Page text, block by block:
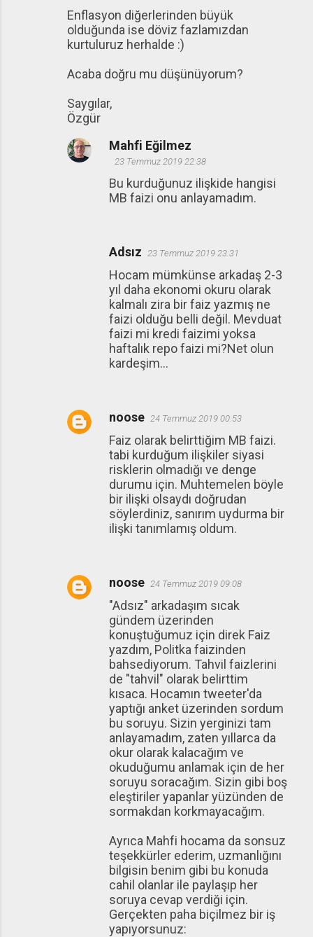
Enflasyon diğerlerinden büyük
olduğunda ise döviz fazlamızdan
kurtuluruz herhalde :)
Acaba doğru mu düşünüyorum?
Saygılar,
Özgür
Mahfi Eğilmez
23 Temmuz 2019 22:38
Bu kurduğunuz ilişkide hangisi
MB faizi onu anlayamadım.
Adsız 23 Temmuz 2019 23:31
Hocam mümkünse arkadaş 2-3
yıl daha ekonomi okuru olarak
kalmalı zira bir faiz yazmış ne
faizi olduğu belli değil. Mevduat
faizi mi kredi faizimi yoksa
haftalık repo faizi mi?Net olun
kardeşim...
noose 24 Temmuz 2019 00:53
Faiz olarak belirttiğim MB faizi.
tabi kurduğum ilişkiler siyasi
risklerin olmadığı ve denge
durumu için. Muhtemelen böyle
bir ilişki olsaydı doğrudan
söylerdiniz, sanırım uydurma bir
ilişki tanımlamış oldum.
noose 24 Temmuz 2019 09:08
"Adsız" arkadaşım sıcak
gündem üzerinden
konuştuğumuz için direk Faiz
yazdım, Politka faizinden
bahsediyorum. Tahvil faizlerini
de "tahvil" olarak belirttim
kısaca. Hocamın tweeter'da
yaptığı anket üzerinden sordum
bu soruyu. Sizin yerginizi tam
anlayamadım, zaten yıllarca da
okur olarak kalacağım ve
okuduğumu anlamak için de her
soruyu soracağım. Sizin gibi boş
eleştiriler yapanlar yüzünden de
sormakdan korkmayacağım.
Ayrıca Mahfi hocama da sonsuz
teşekkürler ederim, uzmanlığını
bilgisin benim gibi bu konuda
cahil olanlar ile paylaşıp her
soruya cevap verdiği için.
Gerçekten paha biçilmez bir iş
yapıyorsunuz: